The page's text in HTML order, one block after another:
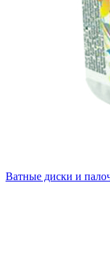
Ватные диски и